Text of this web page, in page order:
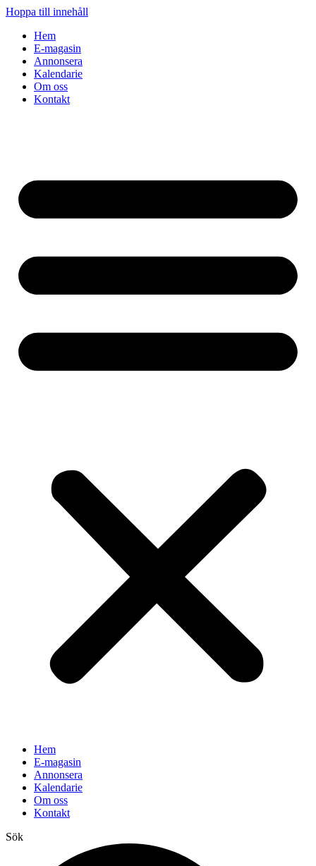
Hoppa till innehåll
Hem
E-magasin
Annonsera
Kalendarie
Om oss
Kontakt
Hem
E-magasin
Annonsera
Kalendarie
Om oss
Kontakt
Sök